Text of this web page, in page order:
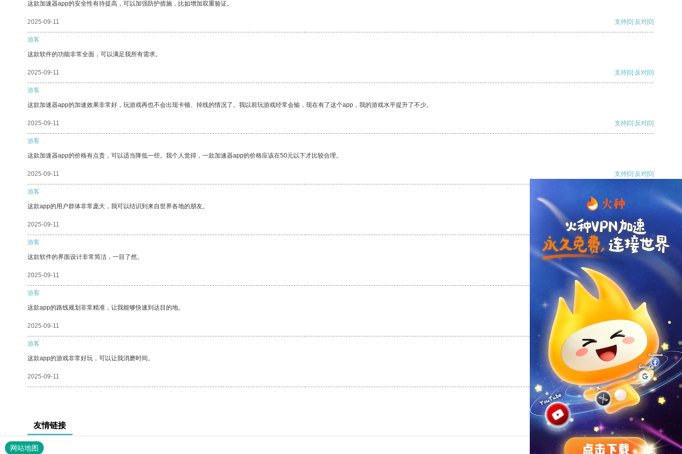
这款加速器app的安全性有待提高，可以加强防护措施，比如增加双重验证。
2025-09-11 支持[0] 反对[0]
游客
这款软件的功能非常全面，可以满足我所有需求。
2025-09-11 支持[0] 反对[0]
游客
这款加速器app的加速效果非常好，玩游戏再也不会出现卡顿、掉线的情况了。我以前玩游戏经常会输，现在有了这个app，我的游戏水平提升了不少。
2025-09-11 支持[0] 反对[0]
游客
这款加速器app的价格有点贵，可以适当降低一些。我个人觉得，一款加速器app的价格应该在50元以下才比较合理。
2025-09-11 支持[0] 反对[0]
游客
这款app的用户群体非常庞大，我可以结识到来自世界各地的朋友。
2025-09-11 支持[0] 反对
游客
这款软件的界面设计非常简洁，一目了然。
2025-09-11 支持
游客
这款app的路线规划非常精准，让我能够快速到达目的地。
2025-09-11 反对 [0]
游客
这款app的游戏非常好玩，可以让我消磨时间。
2025-09-11 支持[0] 反对[0]
友情链接
网站地图